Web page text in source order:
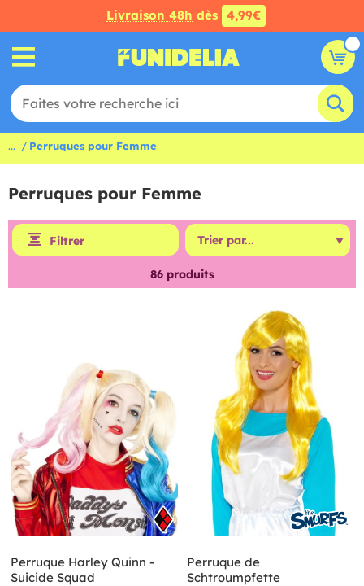
Livraison 48h dès 4,99€
... Perruques pour Femme
Perruques pour Femme
Filtrer
86produits
Perruque Harley Quinn -
Suicide Squad
Perruque de
Schtroumpfette